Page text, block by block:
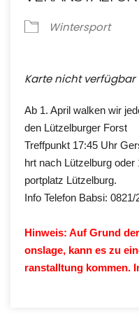
Wintersport
Karte nicht verfügbar
Ab 1. April walken wir
den Lützelburger Forst
Treffpunkt 17:45 Uhr
hrt nach Lützelburg oder
portplatz Lützelburg.
Info Telefon Babsi: 0821/
Hinweis: Auf Grund
onslage, kann es zu
ranstalltung kommen.